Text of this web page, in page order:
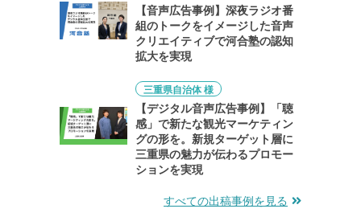
【音声広告事例】深夜ラジオ番
組のトークをイメージした音声
クリエイティブで河合塾の認知
拡大を実現
三重県自治体 様
【デジタル音声広告事例】「聴
感」で新たな観光マーケティン
グの形を。新規ターゲット層に
三重県の魅力が伝わるプロモー
ションを実現
すべての出稿事例を見る